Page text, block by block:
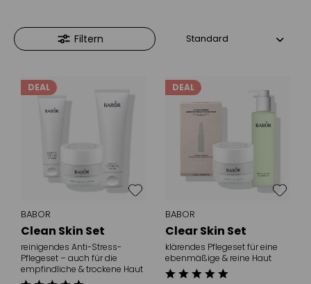
Bereich Anti-Aging.
Filtern
DEAL
BABOR
Clean Skin Set
reinigendes Anti-Stress-
Pflegeset – auch für die
empfindliche & trockene Haut
DEAL
BABOR
Clear Skin Set
klärendes Pflegeset für eine
ebenmäßige & reine Haut